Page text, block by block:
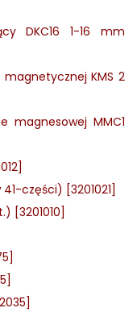
DKC16 1-16 mm
KMS 2
magnesowej MMC1
części) [3201021]
[3201010]